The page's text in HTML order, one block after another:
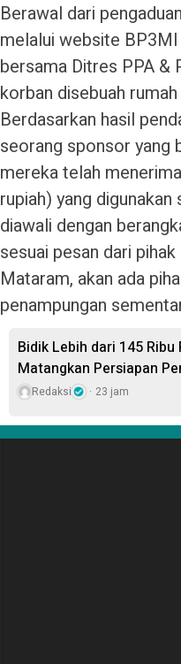
Berawal dari
melalui website
bersama Ditres PPA &
korban disebuah
Berdasarkan hasil
seorang sponsor yang
mereka telah
rupiah) yang
diawali dengan
sesuai pesan dari
Mataram, akan ada
penampungan
Bidik Lebih dari 145 Ribu
Matangkan Persiapan
Redaksi 23 jam